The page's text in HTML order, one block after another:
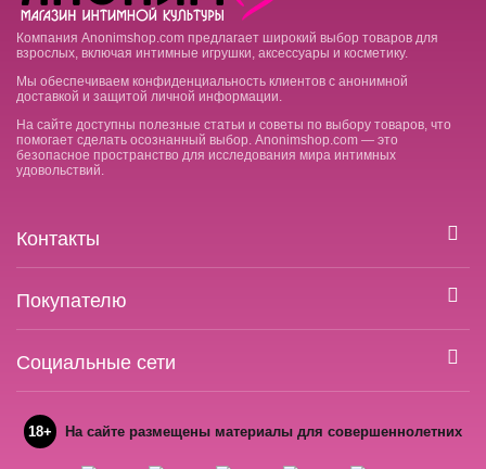
Компания Anonimshop.com предлагает широкий выбор товаров для
взрослых, включая интимные игрушки, аксессуары и косметику.
Мы обеспечиваем конфиденциальность клиентов с анонимной
доставкой и защитой личной информации.
На сайте доступны полезные статьи и советы по выбору товаров, что
помогает сделать осознанный выбор. Anonimshop.com — это
безопасное пространство для исследования мира интимных
удовольствий.
Контакты
Покупателю
Социальные сети
18+ На сайте размещены материалы для совершеннолетних